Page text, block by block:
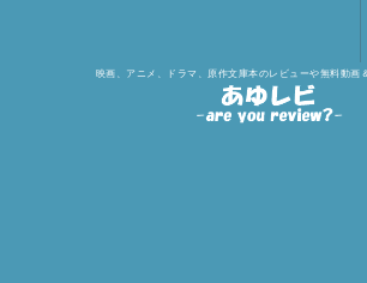
映画、アニメ、ドラマ、原作文庫本のレビューや無料動画